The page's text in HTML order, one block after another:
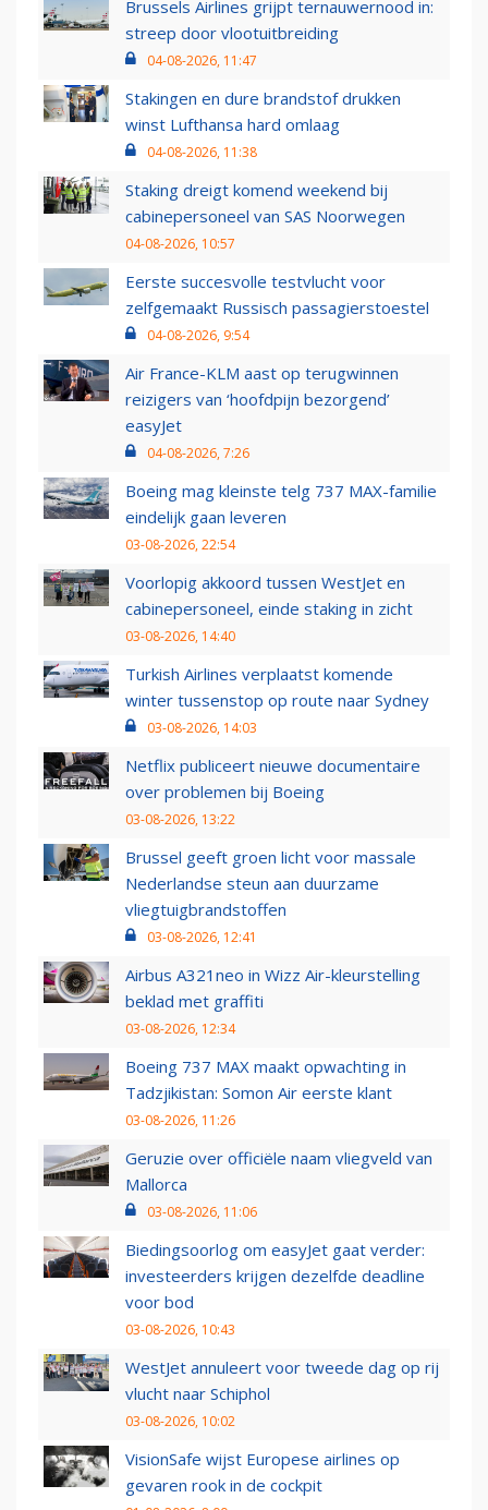
Brussels Airlines grijpt ternauwernood in:
streep door vlootuitbreiding
04-08-2026, 11:47
Stakingen en dure brandstof drukken
winst Lufthansa hard omlaag
04-08-2026, 11:38
Staking dreigt komend weekend bij
cabinepersoneel van SAS Noorwegen
04-08-2026, 10:57
Eerste succesvolle testvlucht voor
zelfgemaakt Russisch passagierstoestel
04-08-2026, 9:54
Air France-KLM aast op terugwinnen
reizigers van ‘hoofdpijn bezorgend’
easyJet
04-08-2026, 7:26
Boeing mag kleinste telg 737 MAX-familie
eindelijk gaan leveren
03-08-2026, 22:54
Voorlopig akkoord tussen WestJet en
cabinepersoneel, einde staking in zicht
03-08-2026, 14:40
Turkish Airlines verplaatst komende
winter tussenstop op route naar Sydney
03-08-2026, 14:03
Netflix publiceert nieuwe documentaire
over problemen bij Boeing
03-08-2026, 13:22
Brussel geeft groen licht voor massale
Nederlandse steun aan duurzame
vliegtuigbrandstoffen
03-08-2026, 12:41
Airbus A321neo in Wizz Air-kleurstelling
beklad met graffiti
03-08-2026, 12:34
Boeing 737 MAX maakt opwachting in
Tadzjikistan: Somon Air eerste klant
03-08-2026, 11:26
Geruzie over officiële naam vliegveld van
Mallorca
03-08-2026, 11:06
Biedingsoorlog om easyJet gaat verder:
investeerders krijgen dezelfde deadline
voor bod
03-08-2026, 10:43
WestJet annuleert voor tweede dag op rij
vlucht naar Schiphol
03-08-2026, 10:02
VisionSafe wijst Europese airlines op
gevaren rook in de cockpit